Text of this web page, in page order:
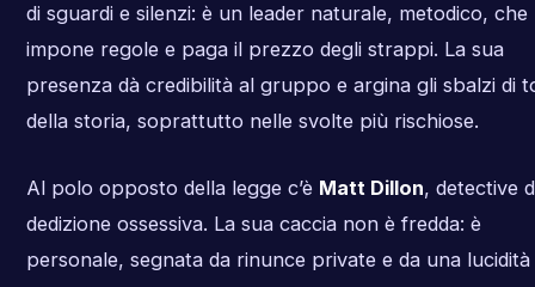
di sguardi e silenzi: è un leader naturale, metodico, che
impone regole e paga il prezzo degli strappi. La sua
presenza dà credibilità al gruppo e argina gli sbalzi di
della storia, soprattutto nelle svolte più rischiose.
Al polo opposto della legge c’è Matt Dillon, detective
dedizione ossessiva. La sua caccia non è fredda: è
personale, segnata da rinunce private e da una lucidità